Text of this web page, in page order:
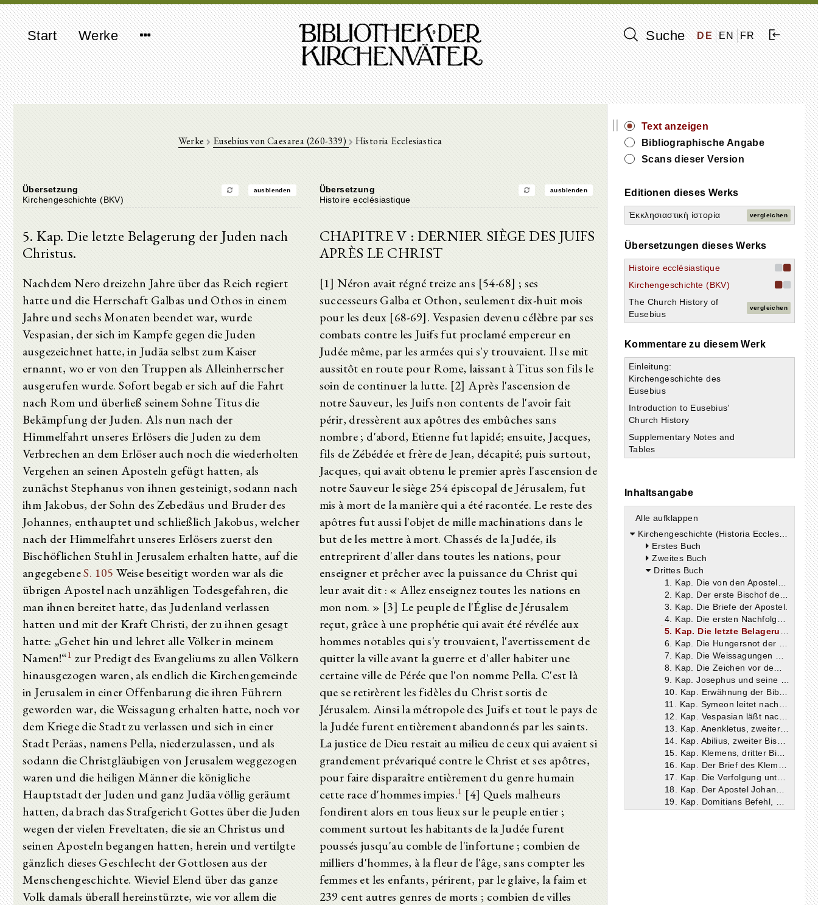
Start Werke Suche DE EN FR
Werke Eusebius von Caesarea (260-339) Historia Ecclesiastica
Übersetzung ausblenden
Kirchengeschichte (BKV)
5. Kap. Die letzte Belagerung der Juden nach
Christus.
Nachdem Nero dreizehn Jahre über das Reich regiert
hatte und die Herrschaft Galbas und Othos in einem
Jahre und sechs Monaten beendet war, wurde
Vespasian, der sich im Kampfe gegen die Juden
ausgezeichnet hatte, in Judäa selbst zum Kaiser
ernannt, wo er von den Truppen als Alleinherrscher
ausgerufen wurde. Sofort begab er sich auf die Fahrt
nach Rom und überließ seinem Sohne Titus die
Bekämpfung der Juden. Als nun nach der
Himmelfahrt unseres Erlösers die Juden zu dem
Verbrechen an dem Erlöser auch noch die wiederholten
Vergehen an seinen Aposteln gefügt hatten, als
zunächst Stephanus von ihnen gesteinigt, sodann nach
ihm Jakobus, der Sohn des Zebedäus und Bruder des
Johannes, enthauptet und schließlich Jakobus, welcher
nach der Himmelfahrt unseres Erlösers zuerst den
Bischöflichen Stuhl in Jerusalem erhalten hatte, auf die
angegebeneS. 105 Weise beseitigt worden war als die
übrigen Apostel nach unzähligen Todesgefahren, die
man ihnen bereitet hatte, das Judenland verlassen
hatten und mit der Kraft Christi, der zu ihnen gesagt
hatte: „Gehet hin und lehret alle Völker in meinem
Namen!“1 zur Predigt des Evangeliums zu allen Völkern
hinausgezogen waren, als endlich die Kirchengemeinde
in Jerusalem in einer Offenbarung die ihren Führern
geworden war, die Weissagung erhalten hatte, noch vor
dem Kriege die Stadt zu verlassen und sich in einer
Stadt Peräas, namens Pella, niederzulassen, und als
sodann die Christgläubigen von Jerusalem weggezogen
waren und die heiligen Männer die königliche
Hauptstadt der Juden und ganz Judäa völlig geräumt
hatten, da brach das Strafgericht Gottes über die Juden
wegen der vielen Freveltaten, die sie an Christus und
seinen Aposteln begangen hatten, herein und vertilgte
gänzlich dieses Geschlecht der Gottlosen aus der
Menschengeschichte. Wieviel Elend über das ganze
Volk damals überall hereinstürzte, wie vor allem die
Übersetzung ausblenden
Histoire ecclésiastique
CHAPITRE V : DERNIER SIÈGE DES JUIFS
APRÈS LE CHRIST
[1] Néron avait régné treize ans [54-68] ; ses
successeurs Galba et Othon, seulement dix-huit mois
pour les deux [68-69]. Vespasien devenu célèbre par ses
combats contre les Juifs fut proclamé empereur en
Judée même, par les armées qui s'y trouvaient. Il se mit
aussitôt en route pour Rome, laissant à Titus son fils le
soin de continuer la lutte. [2] Après l'ascension de
notre Sauveur, les Juifs non contents de l'avoir fait
périr, dressèrent aux apôtres des embûches sans
nombre ; d'abord, Etienne fut lapidé; ensuite, Jacques,
fils de Zébédée et frère de Jean, décapité; puis surtout,
Jacques, qui avait obtenu le premier après l'ascension de
notre Sauveur le siège 254 épiscopal de Jérusalem, fut
mis à mort de la manière qui a été racontée. Le reste des
apôtres fut aussi l'objet de mille machinations dans le
but de les mettre à mort. Chassés de la Judée, ils
entreprirent d'aller dans toutes les nations, pour
enseigner et prêcher avec la puissance du Christ qui
leur avait dit : « Allez enseignez toutes les nations en
mon nom. » [3] Le peuple de l'Église de Jérusalem
reçut, grâce à une prophétie qui avait été révélée aux
hommes notables qui s'y trouvaient, l'avertissement de
quitter la ville avant la guerre et d'aller habiter une
certaine ville de Pérée que l'on nomme Pella. C'est là
que se retirèrent les fidèles du Christ sortis de
Jérusalem. Ainsi la métropole des Juifs et tout le pays de
la Judée furent entièrement abandonnés par les saints.
La justice de Dieu restait au milieu de ceux qui avaient si
grandement prévariqué contre le Christ et ses apôtres,
pour faire disparaître entièrement du genre humain
cette race d'hommes impies.1 [4] Quels malheurs
fondirent alors en tous lieux sur le peuple entier ;
comment surtout les habitants de la Judée furent
poussés jusqu'au comble de l'infortune ; combien de
milliers d'hommes, à la fleur de l'âge, sans compter les
femmes et les enfants, périrent, par le glaive, la faim et
239 cent autres genres de morts ; combien de villes
||
Text anzeigen
Bibliographische Angabe
Scans dieser Version
Editionen dieses Werks
Ἐκκλησιαστικὴ ἱστορία vergleichen
Übersetzungen dieses Werks
Histoire ecclésiastique
Kirchengeschichte (BKV)
The Church History of
Eusebius
vergleichen
Kommentare zu diesem Werk
Einleitung:
Kirchengeschichte des
Eusebius
Introduction to Eusebius'
Church History
Supplementary Notes and
Tables
Inhaltsangabe
Alle aufklappen
Kirchengeschichte (Historia Ecclesiastica)
Erstes Buch
Zweites Buch
Drittes Buch
3. Kap. Die Briefe der Apostel.